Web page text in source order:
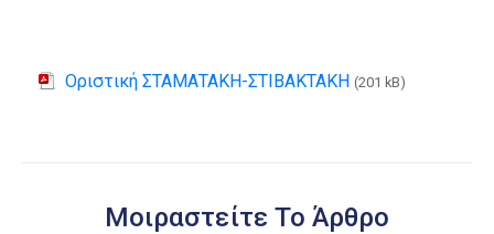
Οριστική ΣΤΑΜΑΤΑΚΗ-ΣΤΙΒΑΚΤΑΚΗ (201 kB)
Μοιραστείτε Το Άρθρο